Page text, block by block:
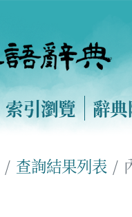
索引瀏覽 辭
查詢結果列表